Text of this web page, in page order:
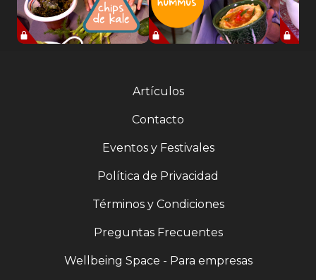
Artículos
Contacto
Eventos y Festivales
Política de Privacidad
Términos y Condiciones
Preguntas Frecuentes
Wellbeing Space - Para empresas